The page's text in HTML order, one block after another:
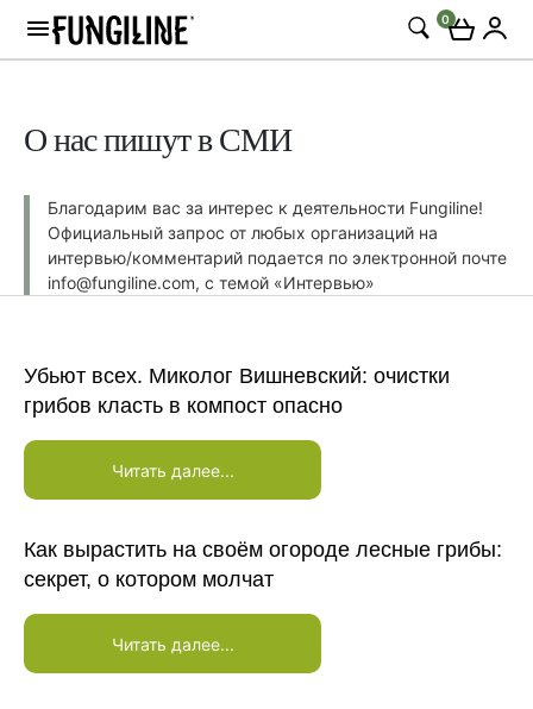
0
О нас пишут в СМИ
Благодарим вас за интерес к деятельности Fungiline!
Официальный запрос от любых организаций на
интервью/комментарий подается по электронной почте
info@fungiline.com, с темой «Интервью»
Убьют всех. Миколог Вишневский: очистки
грибов класть в компост опасно
Читать далее...
Как вырастить на своём огороде лесные грибы:
секрет, о котором молчат
Читать далее...